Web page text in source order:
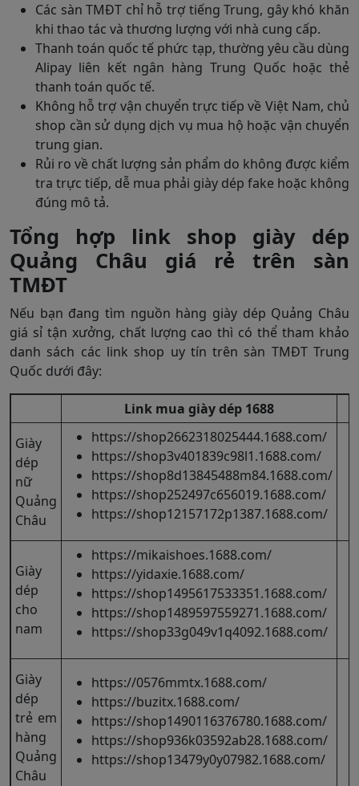
Các sàn TMĐT chỉ hỗ trợ tiếng Trung, gây khó khăn
khi thao tác và thương lượng với nhà cung cấp.
Thanh toán quốc tế phức tạp, thường yêu cầu dùng
Alipay liên kết ngân hàng Trung Quốc hoặc thẻ
thanh toán quốc tế.
Không hỗ trợ vận chuyển trực tiếp về Việt Nam, chủ
shop cần sử dụng dịch vụ mua hộ hoặc vận chuyển
trung gian.
Rủi ro về chất lượng sản phẩm do không được kiểm
tra trực tiếp, dễ mua phải giày dép fake hoặc không
đúng mô tả.
Tổng hợp link shop giày dép
Quảng Châu giá rẻ trên sàn
TMĐT
Nếu bạn đang tìm nguồn hàng giày dép Quảng Châu
giá sỉ tận xưởng, chất lượng cao thì có thể tham khảo
danh sách các link shop uy tín trên sàn TMĐT Trung
Quốc dưới đây:
Link mua giày dép 1688
Giày
dép
nữ
Quảng
Châu
https://shop2662318025444.1688.com/
https://shop3v401839c98l1.1688.com/
https://shop8d13845488m84.1688.com/
https://shop252497c656019.1688.com/
https://shop12157172p1387.1688.com/
Giày
dép
cho
nam
https://mikaishoes.1688.com/
https://yidaxie.1688.com/
https://shop1495617533351.1688.com/
https://shop1489597559271.1688.com/
https://shop33g049v1q4092.1688.com/
Giày
dép
trẻ em
hàng
Quảng
Châu
https://0576mmtx.1688.com/
https://buzitx.1688.com/
https://shop1490116376780.1688.com/
https://shop936k03592ab28.1688.com/
https://shop13479y0y07982.1688.com/